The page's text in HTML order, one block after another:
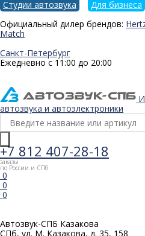
Студии автозвука Для бизнеса
Официальный дилер брендов:
Match
Санкт-Петербург
Ежедневно с 11:00 до 20:00
автозвука и автоэлектроники
+7 812 407-28-18
заказы
по России и СПб
0
0
0
Автозвук-СПБ Казакова
СПб, ул. М. Казакова, д. 35, 158